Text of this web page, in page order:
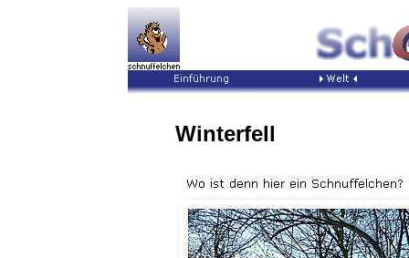
Winterfell